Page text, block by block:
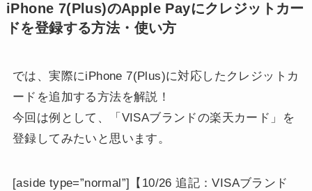
iPhone 7(Plus)のApple Payにクレジットカー
ドを登録する方法・使い方
では、実際にiPhone 7(Plus)に対応したクレジットカ
ードを追加する方法を解説！
今回は例として、「VISAブランドの楽天カード」を
登録してみたいと思います。
[aside type=”normal”]【10/26 追記：VISAブランド